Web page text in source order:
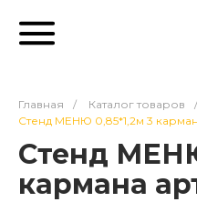
Главная / Каталог товаров /
Стенд МЕНЮ 0,85*1,2м 3
Стенд
кармана